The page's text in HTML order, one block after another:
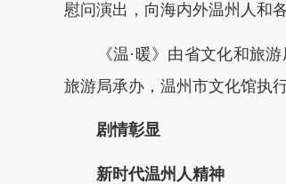
慰问演出，向海内外温州人和
《温·暖》由省文化和旅游
旅游局承办，温州市文化馆执行
剧情彰显
新时代温州人精神